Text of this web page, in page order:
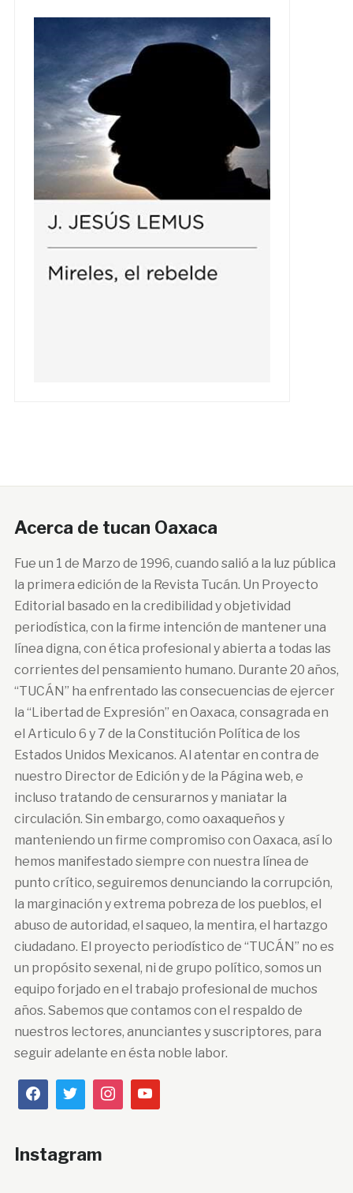
Acerca de tucan Oaxaca
Fue un 1 de Marzo de 1996, cuando salió a la luz pública
la primera edición de la Revista Tucán. Un Proyecto
Editorial basado en la credibilidad y objetividad
periodística, con la firme intención de mantener una
línea digna, con ética profesional y abierta a todas las
corrientes del pensamiento humano. Durante 20 años,
“TUCÁN” ha enfrentado las consecuencias de ejercer
la “Libertad de Expresión” en Oaxaca, consagrada en
el Articulo 6 y 7 de la Constitución Política de los
Estados Unidos Mexicanos. Al atentar en contra de
nuestro Director de Edición y de la Página web, e
incluso tratando de censurarnos y maniatar la
circulación. Sin embargo, como oaxaqueños y
manteniendo un firme compromiso con Oaxaca, así lo
hemos manifestado siempre con nuestra línea de
punto crítico, seguiremos denunciando la corrupción,
la marginación y extrema pobreza de los pueblos, el
abuso de autoridad, el saqueo, la mentira, el hartazgo
ciudadano. El proyecto periodístico de “TUCÁN” no es
un propósito sexenal, ni de grupo político, somos un
equipo forjado en el trabajo profesional de muchos
años. Sabemos que contamos con el respaldo de
nuestros lectores, anunciantes y suscriptores, para
seguir adelante en ésta noble labor.
Instagram